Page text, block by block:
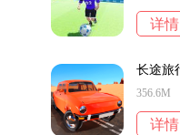
详情
356.6M
详情